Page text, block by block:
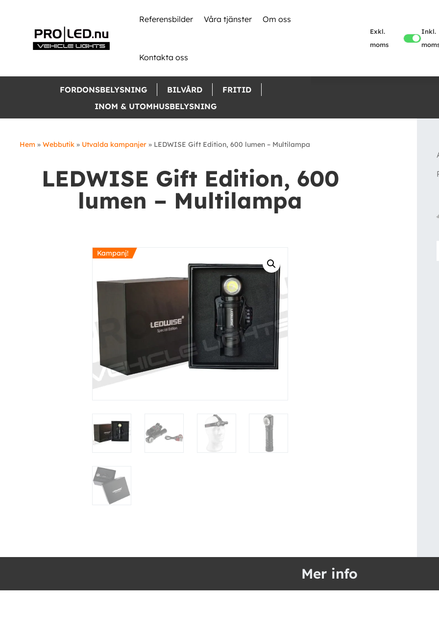
Referensbilder Våra tjänster Om oss
Kontakta oss
Exkl.
moms
Inkl.
FORDONSBELYSNING BILVÅRD
FRITID
INOM & UTOMHUSBELYSNING
Hem » Webbutik » Utvalda kampanjer » LEDWISE Gift Edition, 600 lumen – Multilampa
LEDWISE Gift Edition, 600
lumen – Multilampa
Kampanj!
Mer info